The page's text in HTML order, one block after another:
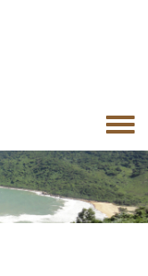
Toggle
menu